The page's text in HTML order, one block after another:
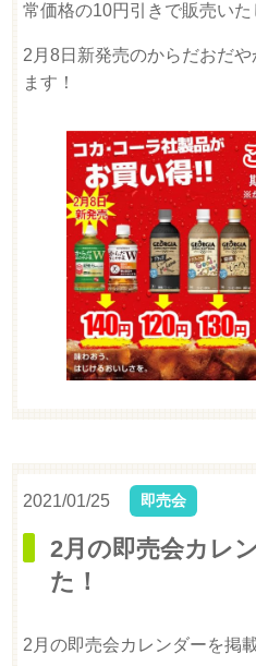
常価格の10円引きで販売いた
2月8日新発売のからだおだ
ます！
2021/01/25 即売会
2月の即売会カレ
た！
2月の即売会カレンダーを掲